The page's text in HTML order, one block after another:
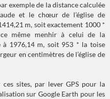
exemple de la distance calculée
et le chœur de l’église de
m, soit exactement 1000 *
même menhir à celui de la
à 1976,14 m, soit 953 * la toise
en centimètres de l’église de
sites, par lever GPS pour la
sur Google Earth pour les